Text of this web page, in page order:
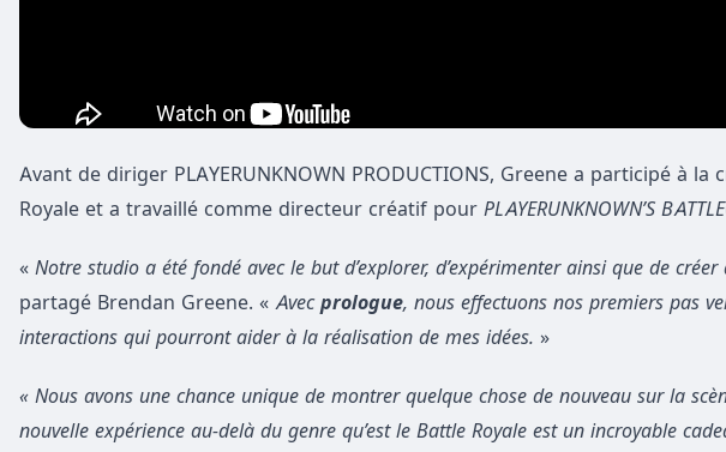
Avant de diriger PLAYERUNKNOWN PRODUCTIONS, Greene a participé à
Royale et a travaillé comme directeur créatif pour PLAYERUNKNOWN’S
« Notre studio a été fondé avec le but d’explorer, d’expérimenter ainsi que de
partagé Brendan Greene. « Avec prologue, nous effectuons nos premiers pas
interactions qui pourront aider à la réalisation de mes idées. »
« Nous avons une chance unique de montrer quelque chose de nouveau sur la
nouvelle expérience au-delà du genre qu’est le Battle Royale est un incroyable